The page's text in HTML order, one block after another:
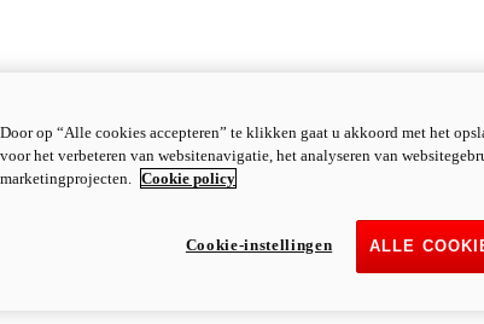
Door op “Alle cookies accepteren” te klikken gaat u akkoord met het
voor het verbeteren van websitenavigatie, het analyseren van
marketingprojecten. Cookie policy
ALLE
Cookie-instellingen